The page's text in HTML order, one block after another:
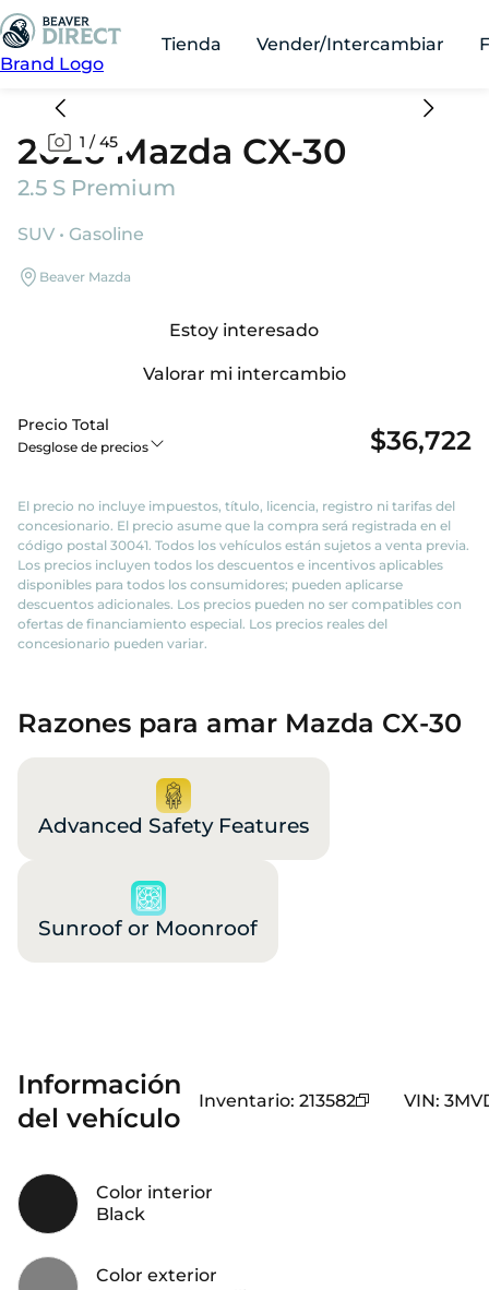
Brand Logo
Tienda Vender/Intercambiar
1 /45
2026 Mazda CX-30
2.5 S Premium
SUV • Gasoline
Beaver Mazda
Estoy interesado
Valorar mi intercambio
Precio Total
Desglose de precios $36,722
El precio no incluye impuestos, título, licencia, registro ni tarifas del
concesionario. El precio asume que la compra será registrada en el
código postal 30041. Todos los vehículos están sujetos a venta previa.
Los precios incluyen todos los descuentos e incentivos aplicables
disponibles para todos los consumidores; pueden aplicarse
descuentos adicionales. Los precios pueden no ser compatibles con
ofertas de financiamiento especial. Los precios reales del
concesionario pueden variar.
Razones para amar Mazda CX-30
Advanced Safety Features
Sunroof or Moonroof
Información
del vehículo
Inventario: 213582 VIN:
Color interior
Black
Color exterior